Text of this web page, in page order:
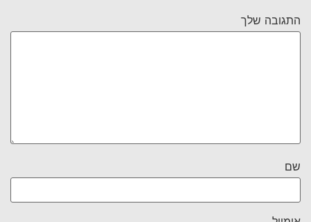
התגובה שלך
שם